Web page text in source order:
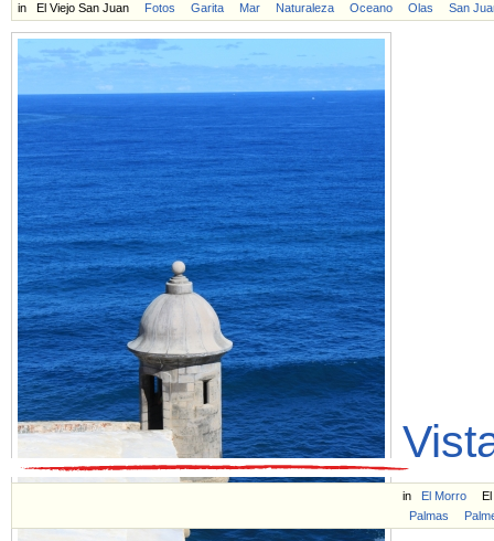
in El Viejo San Juan Fotos Garita Mar Naturaleza Oceano Olas San
in El Morro
Palmas